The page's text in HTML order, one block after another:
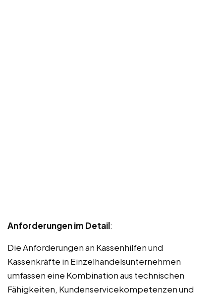
Anforderungen im Detail:
Die Anforderungen an Kassenhilfen und
Kassenkräfte in Einzelhandelsunternehmen
umfassen eine Kombination aus technischen
Fähigkeiten, Kundenservicekompetenzen und